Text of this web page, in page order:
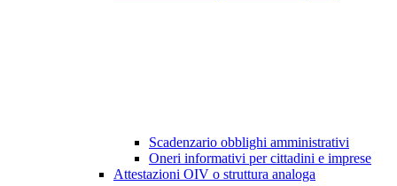
Scadenzario obblighi amministrativi
Oneri informativi per cittadini e imprese
Attestazioni OIV o struttura analoga